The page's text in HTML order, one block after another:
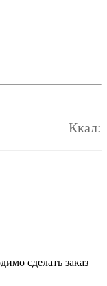
Ккал:
сделать заказ